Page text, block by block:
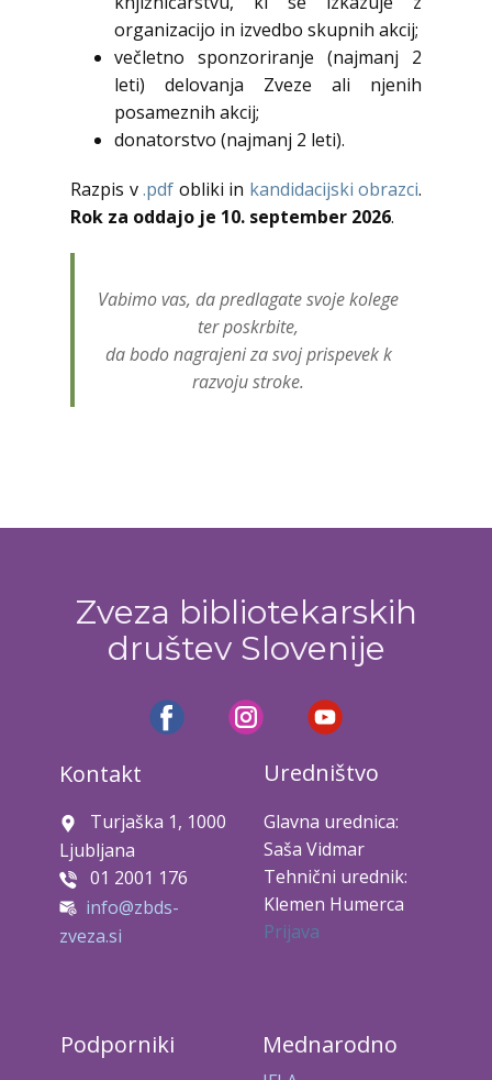
organizacijo in izvedbo skupnih akcij;
večletno sponzoriranje (najmanj 2
leti) delovanja Zveze ali njenih
posameznih akcij;
donatorstvo (najmanj 2 leti).
Razpis v.pdf obliki in kandidacijski obrazci.
Rok za oddajo je 10. september 2026.
Vabimo vas, da predlagate svoje kolege
ter poskrbite,
da bodo nagrajeni za svoj prispevek k
razvoju stroke.
Zveza bibliotekarskih
društev Slovenije
Kontakt
Turjaška 1, 1000
Ljubljana
01 2001 176
info@zbds-
zveza.si
Uredništvo
Glavna urednica:
Saša Vidmar
Tehnični urednik:
Klemen Humerca
Prijava
Podporniki Mednarodno